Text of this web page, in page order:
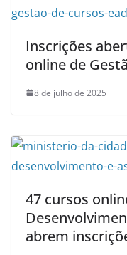
Inscrições
online de
8 de julho de 2025
47 cursos
abrem